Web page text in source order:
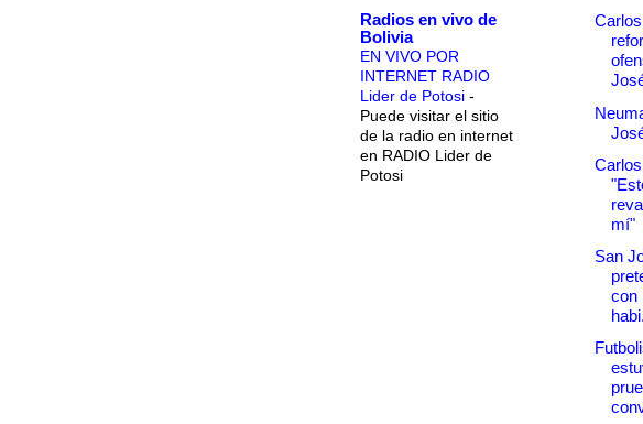
Radios en vivo de
Bolivia
EN VIVO POR
INTERNET RADIO
Lider de Potosi -
Puede visitar el sitio
de la radio en internet
en RADIO Lider de
Potosi
mí"
San
con